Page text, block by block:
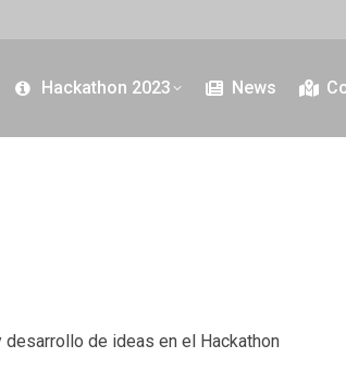
Hackathon 2023 News
de ideas en el Hackathon